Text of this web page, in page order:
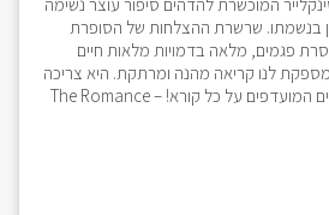
בנשמתו. שרשרת ההצלחות של הסופרת
פגמים, מלאה בדמויות מלאות חיים
לנו קריאה מהנה ומרתקת. היא צריכה
להיות בראש רשימת הסופרים המועדפים על כל קורא! – The Romance